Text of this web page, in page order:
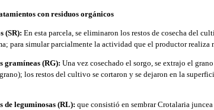
con residuos orgánicos
(SR): En esta parcela, se eliminaron los restos de cosecha del
para simular parcialmente la actividad que el productor realiza
gramíneas (RG): Una vez cosechado el sorgo, se extrajo el
los restos del cultivo se cortaron y se dejaron en la
de leguminosas (RL): que consistió en sembrar Crotalaria